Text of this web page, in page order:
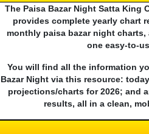
The Paisa Bazar Night Satta King
provides complete yearly chart
monthly paisa bazar night
one easy-to-
You will find all the information
Bazar Night via this resource:
projections/charts for 2026; and
results, all in a clean,